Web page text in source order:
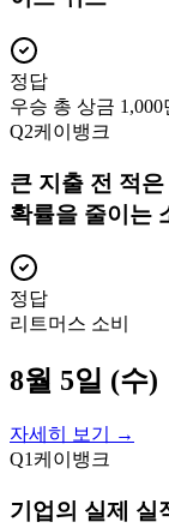
정답
우승 총 상금 1,000
Q2케이뱅크
큰 지출 전 적
확률을 줄이는
정답
리트머스 소비
8월 5일 (수)
자세히 보기 →
Q1케이뱅크
기업의 실제 실